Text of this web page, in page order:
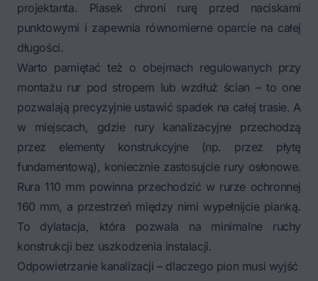
projektanta. Piasek chroni rurę przed naciskami
punktowymi i zapewnia równomierne oparcie na całej
długości.
Warto pamiętać też o obejmach regulowanych przy
montażu rur pod stropem lub wzdłuż ścian – to one
pozwalają precyzyjnie ustawić spadek na całej trasie. A
w miejscach, gdzie rury kanalizacyjne przechodzą
przez elementy konstrukcyjne (np. przez płytę
fundamentową), koniecznie zastosujcie rury osłonowe.
Rura 110 mm powinna przechodzić w rurze ochronnej
160 mm, a przestrzeń między nimi wypełnijcie pianką.
To dylatacja, która pozwala na minimalne ruchy
konstrukcji bez uszkodzenia instalacji.
Odpowietrzanie kanalizacji – dlaczego pion musi wyjść